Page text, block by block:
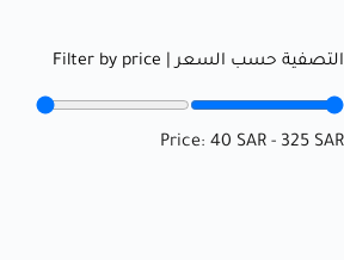
التصفية حسب السعر | Filter by price
Price: 40 SAR - 325 SAR